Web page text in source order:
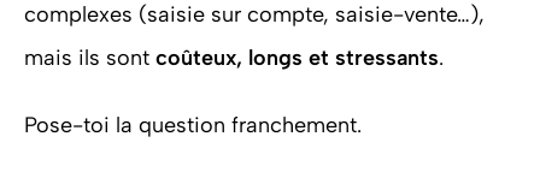
complexes (saisie sur compte, saisie-vente…),
mais ils sont coûteux, longs et stressants.
Pose-toi la question franchement.